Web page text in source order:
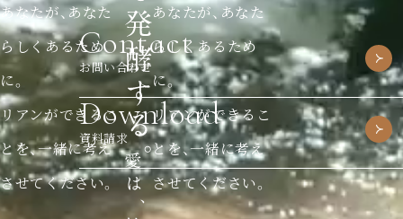
あなたが、あなた
らしくあるため
に。
リアンができるこ
とを、一緒に考え
させてください。
あなたが、あなた
らしくあるため
に。
リアンができるこ
とを、一緒に考え
させてください。
Contact
お問い合わせ
Download
資料請求